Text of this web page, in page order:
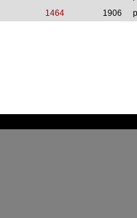
1464 1906